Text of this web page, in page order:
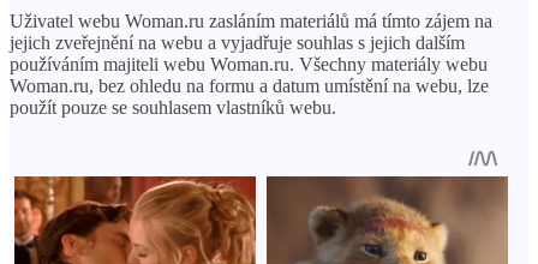
Uživatel webu Woman.ru zasláním materiálů má tímto zájem na
jejich zveřejnění na webu a vyjadřuje souhlas s jejich dalším
používáním majiteli webu Woman.ru. Všechny materiály webu
Woman.ru, bez ohledu na formu a datum umístění na webu, lze
použít pouze se souhlasem vlastníků webu.